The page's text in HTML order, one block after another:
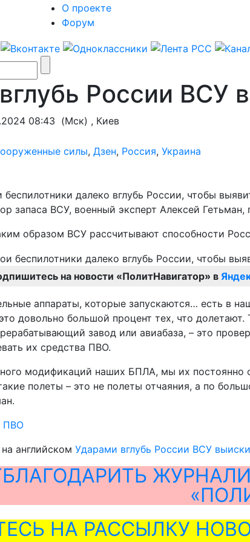
О проекте
Форум
России ВСУ
08:43 (Мск) , Киев
силы, Дзен, Россия, Украина
беспилотники далеко вглубь России, чтобы
запаса ВСУ, военный эксперт Алексей Гетьман,
образом ВСУ рассчитывают способности
на новости «ПолитНавигатор» в
аппараты, которые запускаются… есть в
довольно большой процент тех, что
завод или авиабаза, – это
их средства ПВО.
модификаций наших БПЛА, мы их постоянно
полеты – это не полеты отчаяния, а по
ПВО
английском Ударами вглубь России ВСУ
НА РАССЫЛКУ